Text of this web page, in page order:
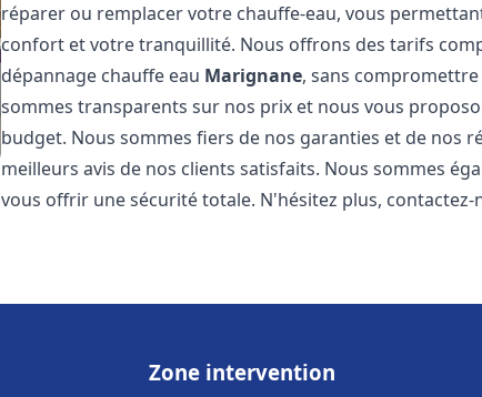
réparer ou remplacer votre chauffe-eau, vous
confort et votre tranquillité. Nous offrons des tarifs
dépannage chauffe eau Marignane, sans
sommes transparents sur nos prix et nous vous
budget. Nous sommes fiers de nos garanties et de nos
meilleurs avis de nos clients satisfaits. Nous sommes
vous offrir une sécurité totale. N'hésitez plus,
Zone intervention